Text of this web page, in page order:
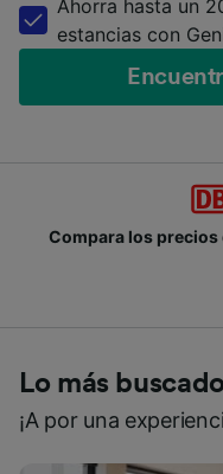
Ahorra hasta un
estancias con
compañías de tren
Lo más
¡A por una